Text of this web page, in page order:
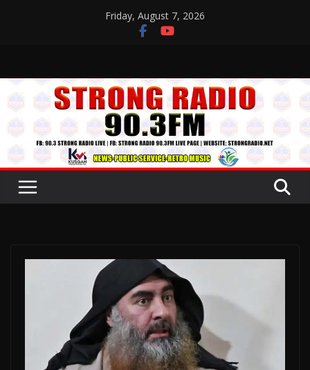
Friday, August 7, 2026